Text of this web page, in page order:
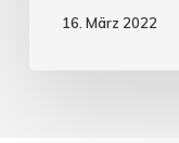
16. März 2022